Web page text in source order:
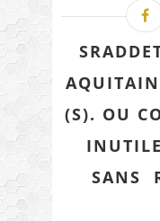
(S). OU
SANS